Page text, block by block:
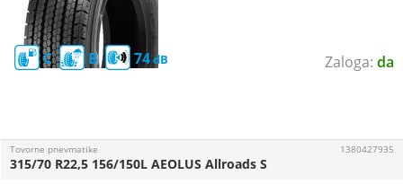
da
C B 74
Tovorne pnevmatike
315/70 R22,5 156/150L AEOLUS Allroads S
1380427935